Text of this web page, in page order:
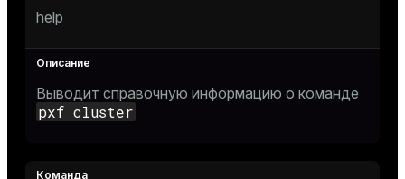
help
Выводит справочную информацию о команде
pxf cluster